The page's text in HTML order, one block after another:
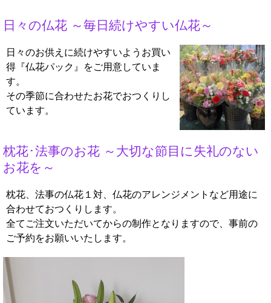
日々の仏花 ～毎日続けやすい仏花～
日々のお供えに続けやすいようお買い
得『仏花パック』をご用意していま
す。
その季節に合わせたお花でおつくりし
ています。
枕花･法事のお花 ～大切な節目に失礼のない
お花を～
枕花、法事の仏花１対、仏花のアレンジメントなど用途に
合わせておつくりします。
全てご注文いただいてからの制作となりますので、事前の
ご予約をお願いいたします。